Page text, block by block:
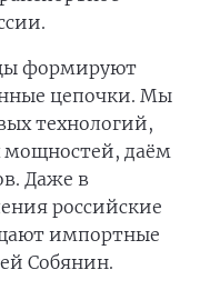
формируют
цепочки. Мы
технологий,
мощностей, даём
Даже в
российские
импортные
Собянин.